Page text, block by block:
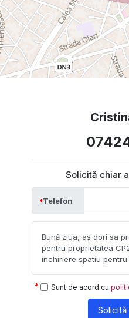
Solicită chiar
Telefon
Sunt de acord cu
Solicită